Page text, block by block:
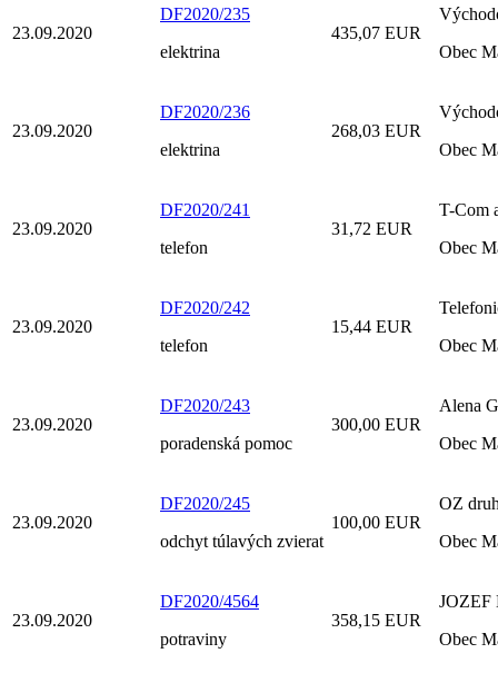
23.09.2020
DF2020/235
elektrina
435,07 EUR
Obec
23.09.2020
DF2020/236
elektrina
268,03 EUR
Obec
23.09.2020
DF2020/241
telefon
31,72 EUR
T-Com
Obec
23.09.2020
DF2020/242
telefon
15,44 EUR
Obec
23.09.2020
DF2020/243
poradenská pomoc
300,00 EUR
Alena
Obec
23.09.2020
DF2020/245
odchyt túlavých zvierat
100,00 EUR
OZ
Obec
23.09.2020
DF2020/4564
potraviny
358,15 EUR
JOZEF
Obec